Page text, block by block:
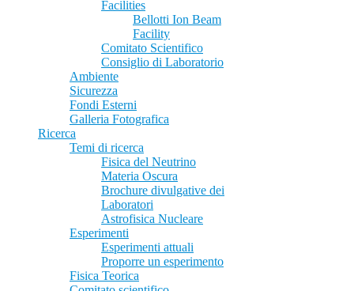
Facilities
Bellotti Ion Beam
Facility
Comitato Scientifico
Consiglio di Laboratorio
Ambiente
Sicurezza
Fondi Esterni
Galleria Fotografica
Ricerca
Temi di ricerca
Fisica del Neutrino
Materia Oscura
Brochure divulgative dei
Laboratori
Astrofisica Nucleare
Esperimenti
Esperimenti attuali
Proporre un esperimento
Fisica Teorica